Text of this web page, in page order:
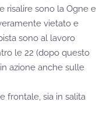
risalire sono la Ogne e
vietato e
sono al lavoro
le 22 (dopo questo
azione anche sulle
frontale, sia in salita